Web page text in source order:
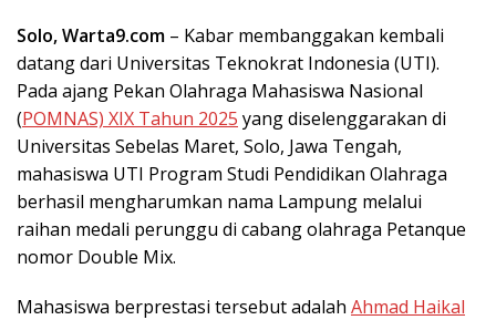
Solo, Warta9.com – Kabar membanggakan kembali
datang dari Universitas Teknokrat Indonesia (UTI).
Pada ajang Pekan Olahraga Mahasiswa Nasional
(POMNAS) XIX Tahun 2025 yang diselenggarakan di
Universitas Sebelas Maret, Solo, Jawa Tengah,
mahasiswa UTI Program Studi Pendidikan Olahraga
berhasil mengharumkan nama Lampung melalui
raihan medali perunggu di cabang olahraga Petanque
nomor Double Mix.
Mahasiswa berprestasi tersebut adalah Ahmad Haikal